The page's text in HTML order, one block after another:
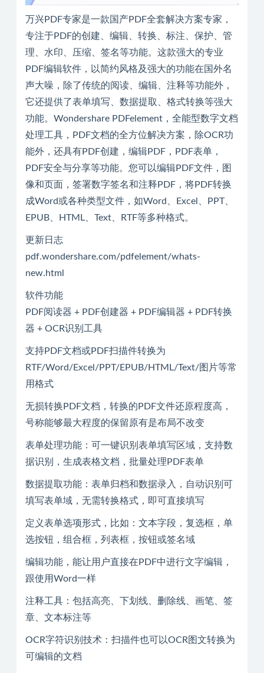
万兴PDF专家是一款国产PDF全套解决方案专家，
专注于PDF的创建、编辑、转换、标注、保护、管
理、水印、压缩、签名等功能。这款强大的专业
PDF编辑软件，以简约风格及强大的功能在国外名
声大噪，除了传统的阅读、编辑、注释等功能外，
它还提供了表单填写、数据提取、格式转换等强大
功能。Wondershare PDFelement，全能型数字文档
处理工具，PDF文档的全方位解决方案，除OCR功
能外，还具有PDF创建，编辑PDF，PDF表单，
PDF安全与分享等功能。您可以编辑PDF文件，图
像和页面，签署数字签名和注释PDF，将PDF转换
成Word或各种类型文件，如Word、Excel、PPT、
EPUB、HTML、Text、RTF等多种格式。
更新日志
pdf.wondershare.com/pdfelement/whats-
new.html
软件功能
PDF阅读器 + PDF创建器 + PDF编辑器 + PDF转换
器 + OCR识别工具
支持PDF文档或PDF扫描件转换为
RTF/Word/Excel/PPT/EPUB/HTML/Text/图片等常
用格式
无损转换PDF文档，转换的PDF文件还原程度高，
号称能够最大程度的保留原有是布局不改变
表单处理功能：可一键识别表单填写区域，支持数
据识别，生成表格文档，批量处理PDF表单
数据提取功能：表单归档和数据录入，自动识别可
填写表单域，无需转换格式，即可直接填写
定义表单选项形式，比如：文本字段，复选框，单
选按钮，组合框，列表框，按钮或签名域
编辑功能，能让用户直接在PDF中进行文字编辑，
跟使用Word一样
注释工具：包括高亮、下划线、删除线、画笔、签
章、文本标注等
OCR字符识别技术：扫描件也可以OCR图文转换为
可编辑的文档